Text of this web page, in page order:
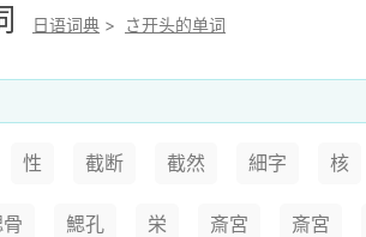
日语词典 > さ开头的单词
性 截断 截然 細字 核
鰓孔 栄 斎宮 斎宮